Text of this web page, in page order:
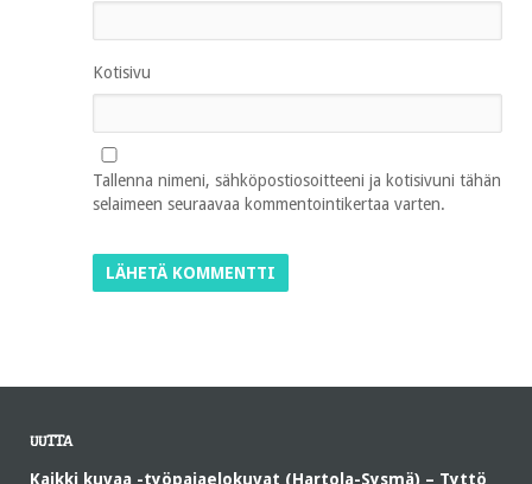
Kotisivu
Tallenna nimeni, sähköpostiosoitteeni ja kotisivuni tähän
selaimeen seuraavaa kommentointikertaa varten.
UUTTA
Kaikki kuvaa -työpajaelokuvat (Hartola-Sysmä) – Tyttö